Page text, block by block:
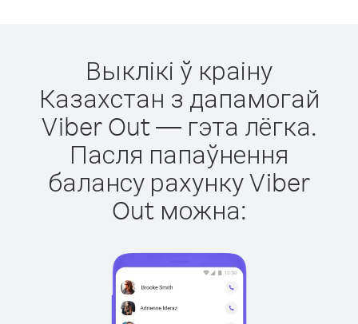
Выклікі ў краіну
Казахстан з дапамогай
Viber Out — гэта лёгка.
Пасля папаўнення
балансу рахунку Viber
Out можна: